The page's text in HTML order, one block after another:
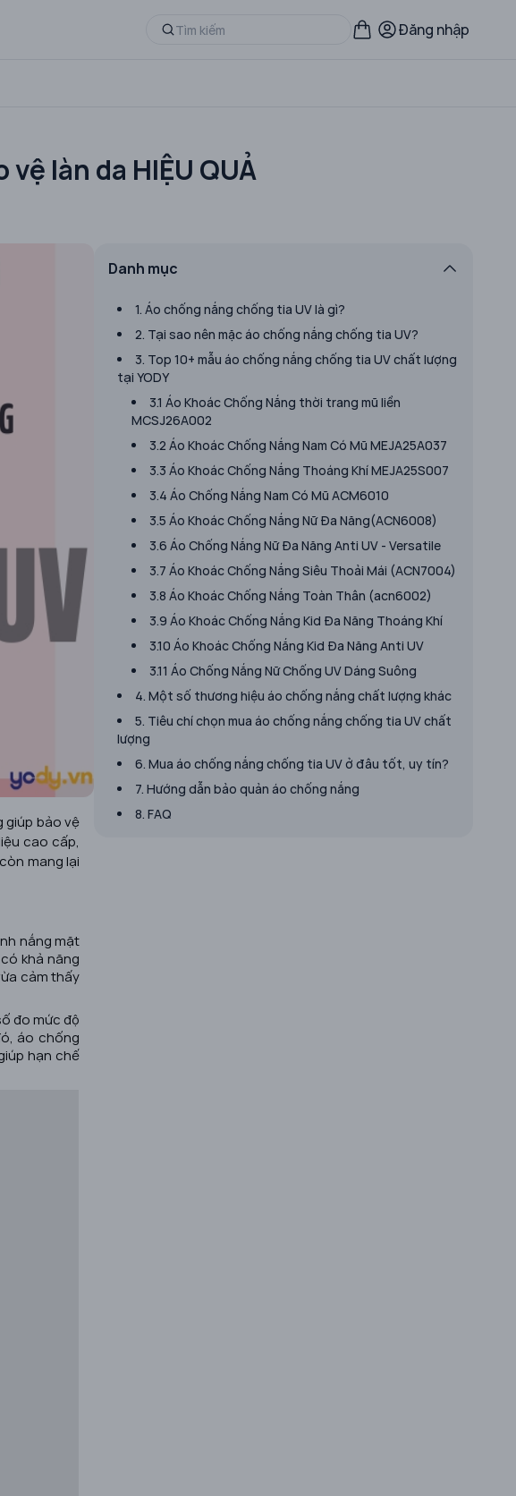
Đăng nhập
làn da HIỆU QUẢ
giúp bảo vệ
cao cấp,
mang lại
nắng mặt
khả năng
cảm thấy
đo mức độ
áo chống
hạn chế
Danh mục
1. Áo chống nắng chống tia UV là gì?
2. Tại sao nên mặc áo chống nắng chống tia UV?
3. Top 10+ mẫu áo chống nắng chống tia UV chất lượng
tại YODY
3.1 Áo Khoác Chống Nắng thời trang mũ liền
MCSJ26A002
3.2 Áo Khoác Chống Nắng Nam Có Mũ MEJA25A037
3.3 Áo Khoác Chống Nắng Thoáng Khí MEJA25S007
3.4 Áo Chống Nắng Nam Có Mũ ACM6010
3.5 Áo Khoác Chống Nắng Nữ Đa Năng(ACN6008)
3.6 Áo Chống Nắng Nữ Đa Năng Anti UV - Versatile
3.7 Áo Khoác Chống Nắng Siêu Thoải Mái (ACN7004)
3.8 Áo Khoác Chống Nắng Toàn Thân (acn6002)
3.9 Áo Khoác Chống Nắng Kid Đa Năng Thoáng Khí
3.10 Áo Khoác Chống Nắng Kid Đa Năng Anti UV
3.11 Áo Chống Nắng Nữ Chống UV Dáng Suông
4. Một số thương hiệu áo chống nắng chất lượng khác
5. Tiêu chí chọn mua áo chống nắng chống tia UV chất
lượng
6. Mua áo chống nắng chống tia UV ở đâu tốt, uy tín?
7. Hướng dẫn bảo quản áo chống nắng
8. FAQ